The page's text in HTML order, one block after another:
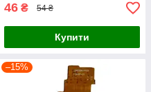
46 ₴ 54 ₴
Купити
–15%